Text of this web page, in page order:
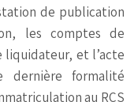
de publication
les comptes de
et l’acte
dernière formalité
au RCS